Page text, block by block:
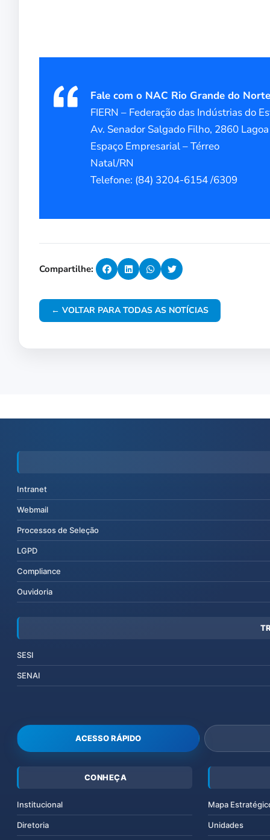
Fale com o NAC Rio Grande do
FIERN – Federação das Indústrias do
Av. Senador Salgado Filho, 2860
Espaço Empresarial – Térreo
Natal/RN
Telefone: (84) 3204-6154 /6309
Compartilhe:
← VOLTAR PARA TODAS AS NOTÍCIAS
Intranet
Webmail
Processos de Seleção
LGPD
Compliance
Ouvidoria
SESI
SENAI
ACESSO RÁPIDO
CONHEÇA
Institucional
Diretoria
Mapa
Unidades